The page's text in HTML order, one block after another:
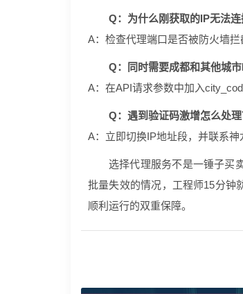
Q：为什么刚获取的IP无法连
A：检查代理端口是否被防火墙
Q：同时需要成都和其他城市
A：在API请求参数中加入
Q：遇到验证码激增怎么处理
A：立即切换IP地址段，并联系
选择代理服务不是一锤子买
批量失效的情况，工程师15分钟
顺利运行的双重保障。